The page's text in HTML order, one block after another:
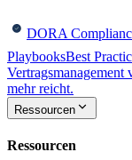
DORA
PlaybooksBest
Vertragsmanagement
mehr reicht.
Ressourcen
Ressourcen